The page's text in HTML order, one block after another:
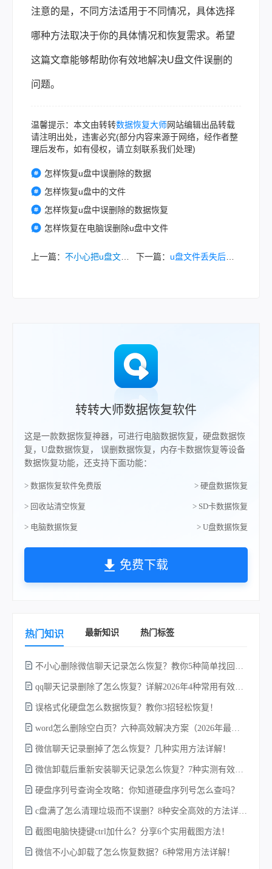
注意的是，不同方法适用于不同情况，具体选择
哪种方法取决于你的具体情况和恢复需求。希望
这篇文章能够帮助你有效地解决U盘文件误删的
问题。
温馨提示：本文由转转数据恢复大师网站编辑出品转载
请注明出处，违害必究(部分内容来源于网络，经作者整
理后发布，如有侵权，请立刻联系我们处理)
怎样恢复u盘中误删除的数据
怎样恢复u盘中的文件
怎样恢复u盘中误删除的数据恢复
怎样恢复在电脑误删除u盘中文件
上一篇： 不小心把u盘文件删了怎么恢复正常？试试这些方法恢复正常！ 下一篇： u盘文件丢失后如何恢复？试试这五个简单有效的恢复方式！
转转大师数据恢复软件
这是一款数据恢复神器，可进行电脑数据恢复，硬盘数据恢
复，U盘数据恢复， 误删数据恢复，内存卡数据恢复等设备
数据恢复功能，还支持下面功能：
> 数据恢复软件免费版 > 硬盘数据恢复
> 回收站清空恢复 > SD卡数据恢复
> 电脑数据恢复 > U盘数据恢复
免费下载
热门知识 最新知识 热门标签
误格式化硬盘怎么数据恢复？教你3招轻松恢复！
微信聊天记录删掉了怎么恢复？几种实用方法详解！
硬盘序列号查询全攻略：你知道硬盘序列号怎么查吗？
截图电脑快捷键ctrl加什么？分享6个实用截图方法！
微信不小心卸载了怎么恢复数据？6种常用方法详解！